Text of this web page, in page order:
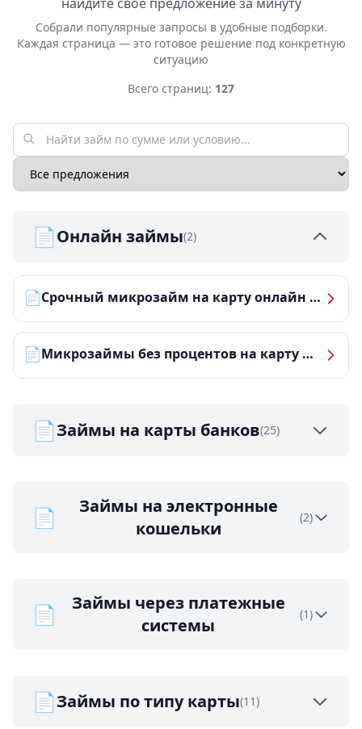
Собрали популярные запросы в удобные подборки.
Каждая страница — это готовое решение под конкретную
ситуацию
Всего страниц: 127
📄Онлайн займы(2)
📄 Срочный микрозайм на карту онлайн — получить деньги за 5 минут
📄 Микрозаймы без процентов на карту — ТОП-10 за 2026 год
📄Займы на карты банков(25)
📄
Займы на электронные
кошельки
(2)
📄
Займы через платежные
системы
(1)
📄Займы по типу карты(11)